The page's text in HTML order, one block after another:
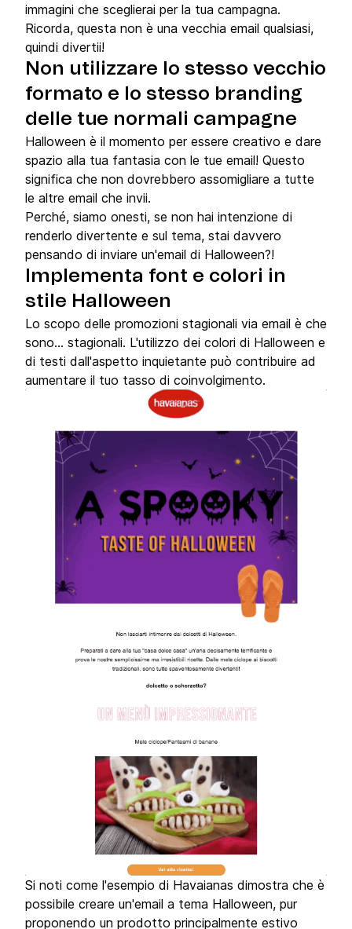
immagini che sceglierai per la tua campagna.
Ricorda, questa non è una vecchia email qualsiasi,
quindi divertii!
Non utilizzare lo stesso vecchio
formato e lo stesso branding
delle tue normali campagne
Halloween è il momento per essere creativo e dare
spazio alla tua fantasia con le tue email! Questo
significa che non dovrebbero assomigliare a tutte
le altre email che invii.
Perché, siamo onesti, se non hai intenzione di
renderlo divertente e sul tema, stai davvero
pensando di inviare un'email di Halloween?!
Implementa font e colori in
stile Halloween
Lo scopo delle promozioni stagionali via email è che
sono… stagionali. L'utilizzo dei colori di Halloween e
di testi dall'aspetto inquietante può contribuire ad
aumentare il tuo tasso di coinvolgimento.
Si noti come l'esempio di Havaianas dimostra che è
possibile creare un'email a tema Halloween, pur
proponendo un prodotto principalmente estivo